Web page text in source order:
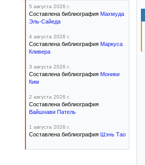
5 августа 2026 г.
Составлена библиография Махмуда
Эль-Сайеда
4 августа 2026 г.
Составлена библиография Маркуса
Кливера
3 августа 2026 г.
Составлена библиография Моники
Ким
2 августа 2026 г.
Составлена библиография
Вайшнави Патель
1 августа 2026 г.
Составлена библиография Шэнь Тао